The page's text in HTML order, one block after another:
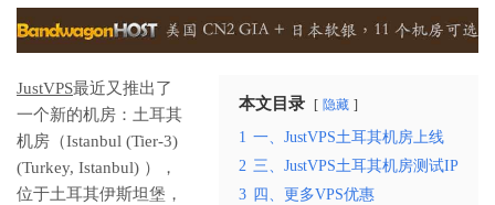
本文目录 隐藏
1 一、JustVPS土耳其机房上线
2 三、JustVPS土耳其机房测试IP
3 四、更多VPS优惠
JustVPS最近又推出了
一个新的机房：土耳其
机房（Istanbul (Tier-3)
(Turkey, Istanbul) ），
位于土耳其伊斯坦堡，